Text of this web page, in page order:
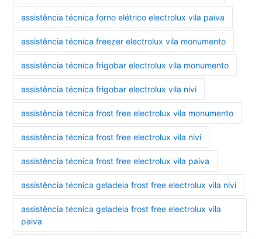
assistência técnica forno elétrico electrolux vila paiva
assistência técnica freezer electrolux vila monumento
assistência técnica frigobar electrolux vila monumento
assistência técnica frigobar electrolux vila nivi
assistência técnica frost free electrolux vila monumento
assistência técnica frost free electrolux vila nivi
assistência técnica frost free electrolux vila paiva
assistência técnica geladeia frost free electrolux vila nivi
assistência técnica geladeia frost free electrolux vila
paiva